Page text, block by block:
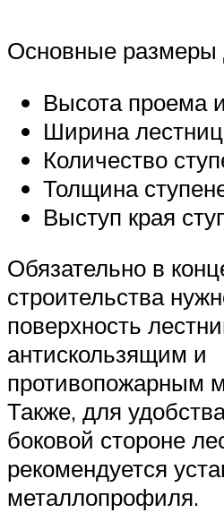
Основные размеры
Высота проема
Ширина
Количество
Толщина
Выступ края
Обязательно в
строительства
поверхность
антискользящим и
противопожарным
Также, для
боковой стороне
рекомендуется
металлопрофиля.